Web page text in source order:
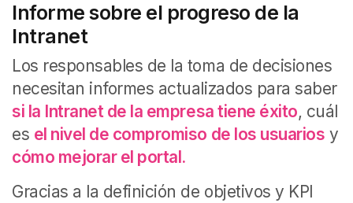
Informe sobre el progreso de la
Intranet
Los responsables de la toma de decisiones
necesitan informes actualizados para saber
si la Intranet de la empresa tiene éxito, cuál
es el nivel de compromiso de los usuarios y
cómo mejorar el portal.
Gracias a la definición de objetivos y KPI